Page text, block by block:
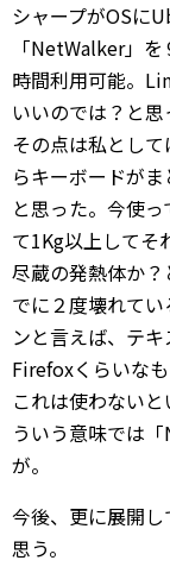
シャープがOSに
「NetWalker」
時間利用可能。
いいのでは？と思
その点は私とし
らキーボードが
と思った。今使
て1Kg以上してそ
尽蔵の発熱体か
でに２度壊れて
ンと言えば、テ
Firefoxくらいな
これは使わない
ういう意味では
が。
今後、更に展開
思う。